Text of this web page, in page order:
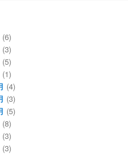
(6)
(3)
(5)
(1)
(4)
(3)
(5)
(8)
(3)
(3)